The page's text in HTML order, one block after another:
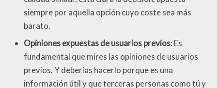
siempre por aquella opción cuyo coste sea más
barato.
Opiniones expuestas de usuarios previos: Es
fundamental que mires las opiniones de usuarios
previos. Y deberías hacerlo porque es una
información útil y que terceras personas como tú y